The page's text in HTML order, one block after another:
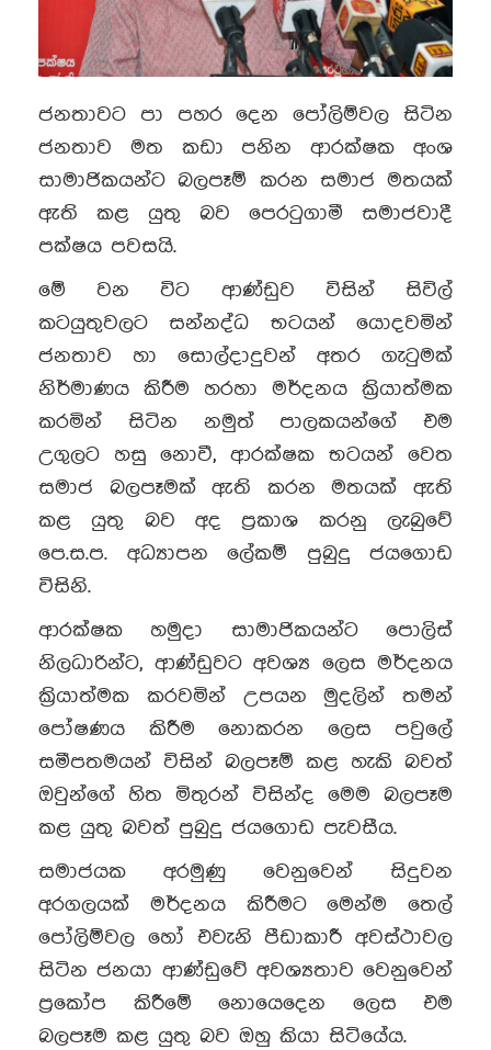
ජනතාවට පා පහර දෙන පෝලිම්වල සිටින
ජනතාව මත කඩා පනින ආරක්ෂක අංශ
සාමාජිකයන්ට බලපෑම් කරන සමාජ මතයක්
ඇති කළ යුතු බව පෙරටුගාමී සමාජවාදී
පක්ෂය පවසයි.
මේ වන විට ආණ්ඩුව විසින් සිවිල්
කටයුතුවලට සන්නද්ධ භටයන් යොදවමින්
ජනතාව හා සොල්දාදුවන් අතර ගැටුමක්
නිර්මාණය කිරීම හරහා මර්දනය ක්‍රියාත්මක
කරමින් සිටින නමුත් පාලකයන්ගේ එම
උගුලට හසු නොවී, ආරක්ෂක භටයන් වෙත
සමාජ බලපෑමක් ඇති කරන මතයක් ඇති
කළ යුතු බව අද ප්‍රකාශ කරනු ලැබුවේ
පෙ.ස.ප. අධ්‍යාපන ලේකම් පුබුදු ජයගොඩ
විසිනි.
ආරක්ෂක හමුදා සාමාජිකයන්ට පොලිස්
නිලධාරින්ට, ආණ්ඩුවට අවශ්‍ය ලෙස මර්දනය
ක්‍රියාත්මක කරවමින් උපයන මුදලින් තමන්
පෝෂණය කිරීම නොකරන ලෙස පවුලේ
සමීපතමයන් විසින් බලපෑම් කළ හැකි බවත්
ඔවුන්ගේ හිත මිතුරන් විසින්ද මෙම බලපෑම
කළ යුතු බවත් පුබුදු ජයගොඩ පැවසීය.
සමාජයක අරමුණු වෙනුවෙන් සිදුවන
අරගලයක් මර්දනය කිරීමට මෙන්ම තෙල්
පෝලිම්වල හෝ එවැනි පීඩාකාරී අවස්ථාවල
සිටින ජනයා ආණ්ඩුවේ අවශ්‍යතාව වෙනුවෙන්
ප්‍රකෝප කිරීමේ නොයෙදෙන ලෙස එම
බලපෑම කළ යුතු බව ඔහු කියා සිටියේය.